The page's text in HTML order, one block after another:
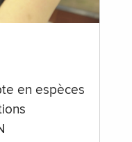
en espèces